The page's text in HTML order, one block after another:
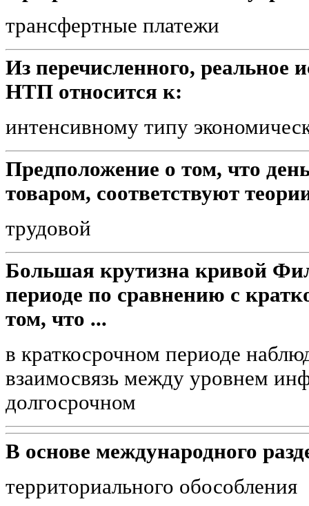
трансфертные платежи
Из перечисленного, реальное
НТП относится к:
интенсивному типу
Предположение о том, что
товаром, соответствуют
трудовой
Большая крутизна кривой
периоде по сравнению с
том, что ...
в краткосрочном периоде
взаимосвязь между уровнем
долгосрочном
В основе международного
территориального обособления